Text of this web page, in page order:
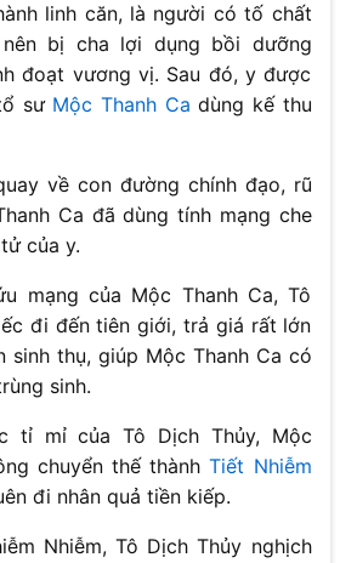
linh căn, là người có tố chất
bị cha lợi dụng bồi dưỡng
đoạt vương vị. Sau đó, y được
sư Mộc Thanh Ca dùng kế thu
về con đường chính đạo, rũ
Ca đã dùng tính mạng che
của y.
mạng của Mộc Thanh Ca, Tô
đi đến tiên giới, trả giá rất lớn
sinh thụ, giúp Mộc Thanh Ca có
sinh.
tỉ mỉ của Tô Dịch Thủy, Mộc
chuyển thế thànhTiết Nhiễm
đi nhân quả tiền kiếp.
Nhiễm, Tô Dịch Thủy nghịch